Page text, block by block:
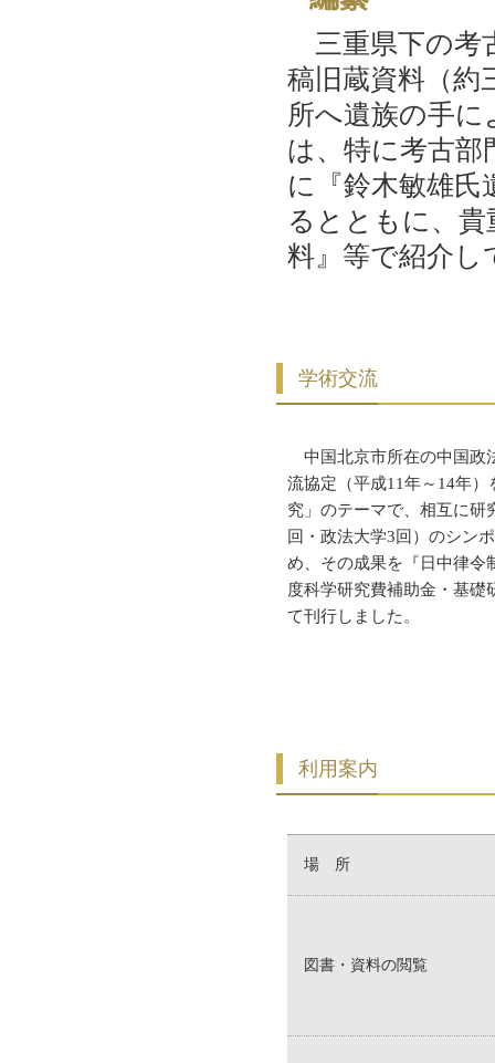
三重県下の考
稿旧蔵資料（約
所へ遺族の手
は、特に考古
に『鈴木敏雄氏
るとともに、
料』等で紹介
学術交流
中国北京市所在の中国政
流協定（平成11年～14年
究」のテーマで、相互に研
回・政法大学3回）のシン
め、その成果を『日中律令
度科学研究費補助金・基礎
て刊行しました。
利用案内
場 所
図書・資料の閲覧